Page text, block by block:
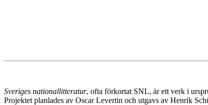
Sveriges nationallitteratur, ofta förkortat SNL, är ett verk i
Projektet planlades av Oscar Levertin och utgavs av Henrik